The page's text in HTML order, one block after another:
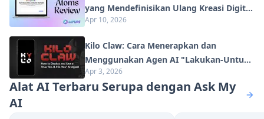
yang Mendefinisikan Ulang Kreasi Digital
di Tahun 2026
Apr 10, 2026
Kilo Claw: Cara Menerapkan dan
Menggunakan Agen AI "Lakukan-Untuk-
Anda" Sejati (Pembaruan 2026)
Apr 3, 2026
Alat AI Terbaru Serupa dengan Ask My
AI